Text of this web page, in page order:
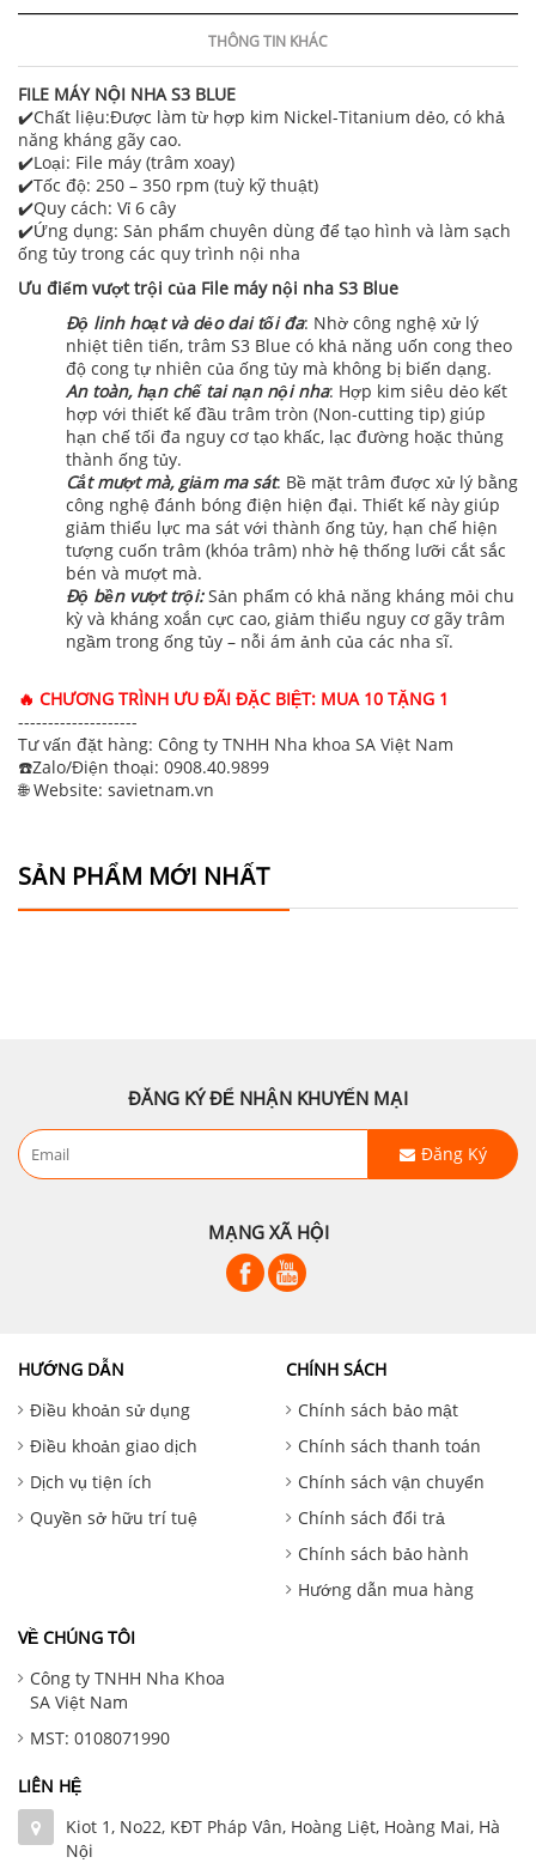
THÔNG TIN KHÁC
FILE MÁY NỘI NHA S3 BLUE
✔️Chất liệu:Được làm từ hợp kim Nickel-Titanium dẻo, có khả
năng kháng gãy cao.
✔️Loại: File máy (trâm xoay)
✔️Tốc độ: 250 – 350 rpm (tuỳ kỹ thuật)
✔️Quy cách: Vỉ 6 cây
✔️Ứng dụng: Sản phẩm chuyên dùng để tạo hình và làm sạch
ống tủy trong các quy trình nội nha
Ưu điểm vượt trội của File máy nội nha S3 Blue
Độ linh hoạt và dẻo dai tối đa: Nhờ công nghệ xử lý
nhiệt tiên tiến, trâm S3 Blue có khả năng uốn cong theo
độ cong tự nhiên của ống tủy mà không bị biến dạng.
An toàn, hạn chế tai nạn nội nha: Hợp kim siêu dẻo kết
hợp với thiết kế đầu trâm tròn (Non-cutting tip) giúp
hạn chế tối đa nguy cơ tạo khấc, lạc đường hoặc thủng
thành ống tủy.
Cắt mượt mà, giảm ma sát: Bề mặt trâm được xử lý bằng
công nghệ đánh bóng điện hiện đại. Thiết kế này giúp
giảm thiểu lực ma sát với thành ống tủy, hạn chế hiện
tượng cuốn trâm (khóa trâm) nhờ hệ thống lưỡi cắt sắc
bén và mượt mà.
Độ bền vượt trội:Sản phẩm có khả năng kháng mỏi chu
kỳ và kháng xoắn cực cao, giảm thiểu nguy cơ gãy trâm
ngầm trong ống tủy – nỗi ám ảnh của các nha sĩ.
🔥 CHƯƠNG TRÌNH ƯU ĐÃI ĐẶC BIỆT: MUA 10 TẶNG 1
--------------------
Tư vấn đặt hàng: Công ty TNHH Nha khoa SA Việt Nam
☎️Zalo/Điện thoại: 0908.40.9899
🌐 Website: savietnam.vn
SẢN PHẨM MỚI NHẤT
ĐĂNG KÝ ĐỂ NHẬN KHUYẾN MẠI
Đăng Ký
MẠNG XÃ HỘI
HƯỚNG DẪN
Điều khoản sử dụng
Điều khoản giao dịch
Dịch vụ tiện ích
Quyền sở hữu trí tuệ
CHÍNH SÁCH
Chính sách bảo mật
Chính sách thanh toán
Chính sách vận chuyển
Chính sách đổi trả
Chính sách bảo hành
Hướng dẫn mua hàng
VỀ CHÚNG TÔI
Công ty TNHH Nha Khoa
SA Việt Nam
MST: 0108071990
LIÊN HỆ
Kiot 1, No22, KĐT Pháp Vân, Hoàng Liệt, Hoàng Mai, Hà
Nội